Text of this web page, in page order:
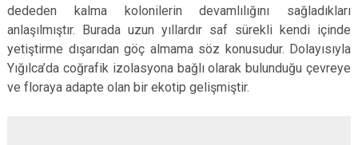
dededen kalma kolonilerin devamlılığını sağladıkları
anlaşılmıştır. Burada uzun yıllardır saf sürekli kendi içinde
yetiştirme dışarıdan göç almama söz konusudur. Dolayısıyla
Yığılca’da coğrafik izolasyona bağlı olarak bulunduğu çevreye
ve floraya adapte olan bir ekotip gelişmiştir.